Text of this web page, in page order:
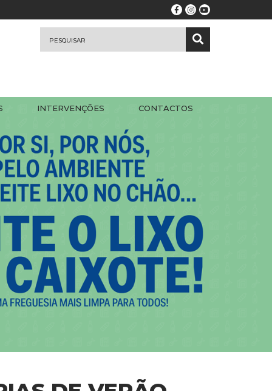
INTERVENÇÕES CONTACTOS